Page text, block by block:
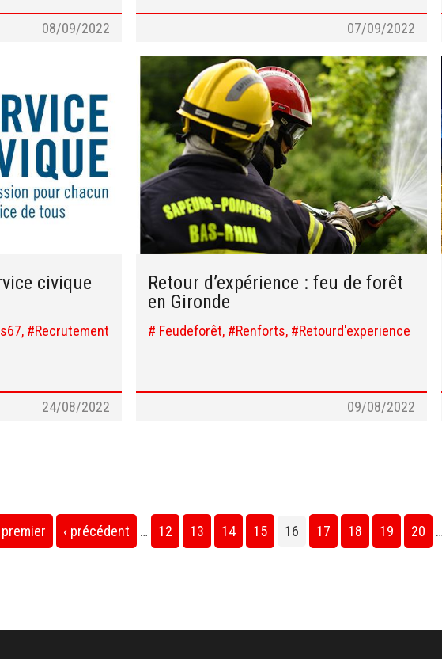
08/09/2022 07/09/2022
civique
#Recrutement
24/08/2022
Retour d’expérience : feu de forêt
en Gironde
# Feudeforêt, #Renforts, #Retourd'experience
09/08/2022
premier ‹ précédent … 12 13 14 15 16 17 18 19 20 …